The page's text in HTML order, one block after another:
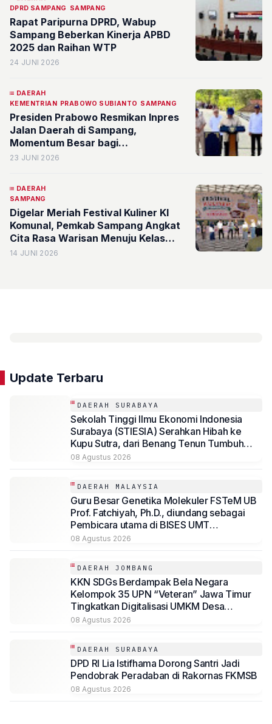
DPRD SAMPANG
SAMPANG
Rapat Paripurna DPRD, Wabup
Sampang Beberkan Kinerja APBD
2025 dan Raihan WTP
24 JUNI 2026
DAERAH
KEMENTRIAN PRABOWO SUBIANTO SAMPANG
Presiden Prabowo Resmikan Inpres
Jalan Daerah di Sampang,
Momentum Besar bagi
Pembangunan Madura
23 JUNI 2026
DAERAH
SAMPANG
Digelar Meriah Festival Kuliner KI
Komunal, Pemkab Sampang Angkat
Cita Rasa Warisan Menuju Kelas
Nasional
14 JUNI 2026
Update Terbaru
DAERAH SURABAYA
Sekolah Tinggi Ilmu Ekonomi Indonesia
Surabaya (STIESIA) Serahkan Hibah ke
Kupu Sutra, dari Benang Tenun Tumbuh
Kemandirian Disabilitas
08 Agustus 2026
DAERAH MALAYSIA
Guru Besar Genetika Molekuler FSTeM UB
Prof. Fatchiyah, Ph.D., diundang sebagai
Pembicara utama di BISES UMT
Terengganu Malaysia
08 Agustus 2026
DAERAH JOMBANG
KKN SDGs Berdampak Bela Negara
Kelompok 35 UPN “Veteran” Jawa Timur
Tingkatkan Digitalisasi UMKM Desa
Sambirejo Melalui Program “Sambi Digital”
08 Agustus 2026
DAERAH SURABAYA
DPD RI Lia Istifhama Dorong Santri Jadi
Pendobrak Peradaban di Rakornas FKMSB
08 Agustus 2026